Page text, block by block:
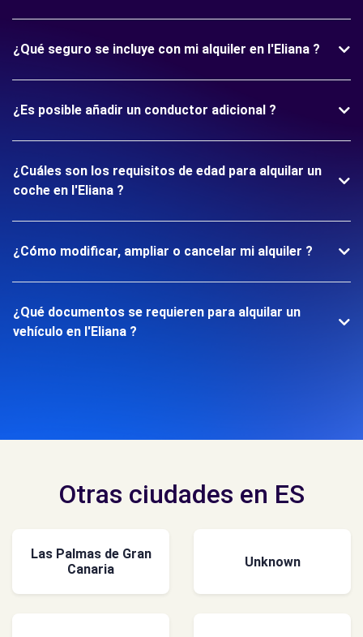
¿Qué seguro se incluye con mi alquiler en l'Eliana ?
¿Es posible añadir un conductor adicional ?
¿Cuáles son los requisitos de edad para alquilar un
coche en l'Eliana ?
¿Cómo modificar, ampliar o cancelar mi alquiler ?
¿Qué documentos se requieren para alquilar un
vehículo en l'Eliana ?
Otras ciudades en ES
Las Palmas de Gran
Canaria
Unknown